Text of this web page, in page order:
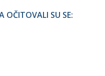
OČITOVALI SU SE: